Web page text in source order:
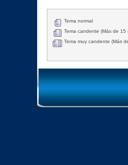
Tema normal
Tema candente (Más de 15
Tema muy candente (Más